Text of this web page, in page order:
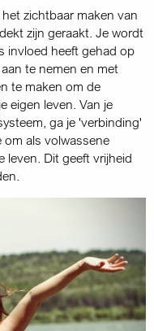
zichtbaar maken van
zijn geraakt. Je wordt
invloed heeft gehad op
te nemen en met
te maken om de
eigen leven. Van je
ga je 'verbinding'
om als volwassene
leven. Dit geeft vrijheid